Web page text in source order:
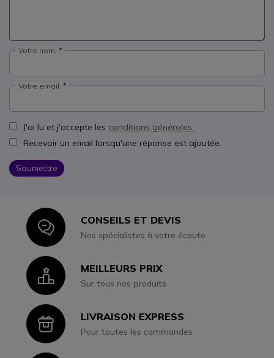
Votre nom:
Votre email:
J'ai lu et j'accepte les conditions générales.
Recevoir un email lorsqu'une réponse est ajoutée.
Soumettre
IconCONSEILS ET DEVIS
Nos spécialistes à votre écoute
IconMEILLEURS PRIX
Sur tous nos produits
IconLIVRAISON EXPRESS
Pour toutes les commandes